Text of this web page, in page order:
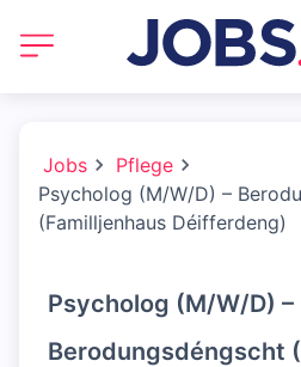
Jobs
Pflege
Psycholog (M/W/D) –
(Familljenhaus Déifferdeng)
Psycholog (M/W/D) –
Berodungsdéngscht